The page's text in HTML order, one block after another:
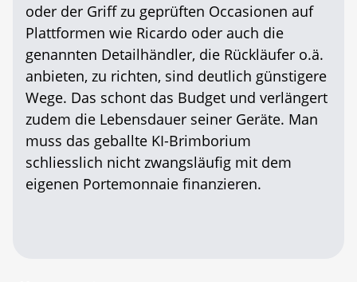
oder der Griff zu geprüften Occasionen auf
Plattformen wie Ricardo oder auch die
genannten Detailhändler, die Rückläufer o.ä.
anbieten, zu richten, sind deutlich günstigere
Wege. Das schont das Budget und verlängert
zudem die Lebensdauer seiner Geräte. Man
muss das geballte KI-Brimborium
schliesslich nicht zwangsläufig mit dem
eigenen Portemonnaie finanzieren.